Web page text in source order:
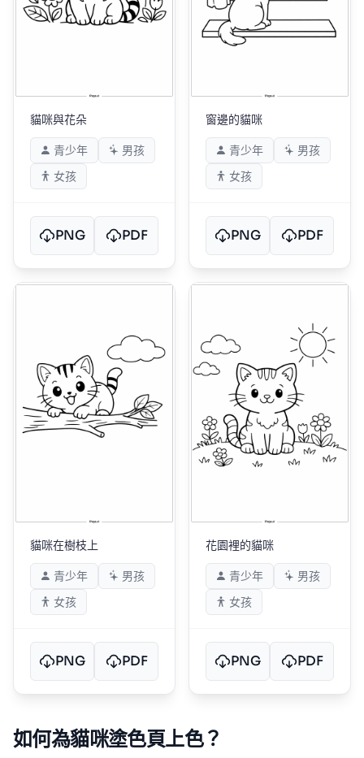
貓咪與花朵
青少年
男孩
女孩
PNG PDF
窗邊的貓咪
青少年
男孩
女孩
PNG PDF
貓咪在樹枝上
青少年
男孩
女孩
PNG PDF
花園裡的貓咪
青少年
男孩
女孩
PNG PDF
如何為貓咪塗色頁上色？